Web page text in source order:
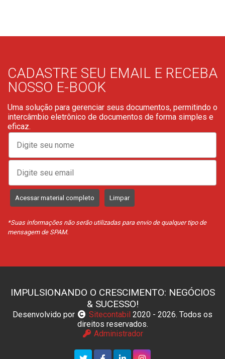
CADASTRE SEU EMAIL E RECEBA
NOSSO E-BOOK
Uma solução para gerenciar seus documentos, permitindo o
intercâmbio eletrônico de documentos de forma simples e
eficaz.
Acessar material completo Limpar
*Suas informações não serão utilizadas para envio de qualquer tipo de
mensagem de SPAM.
IMPULSIONANDO O CRESCIMENTO: NEGÓCIOS
& SUCESSO!
Desenvolvido por Sitecontabil 2020 - 2026. Todos os
direitos reservados.
Administrador